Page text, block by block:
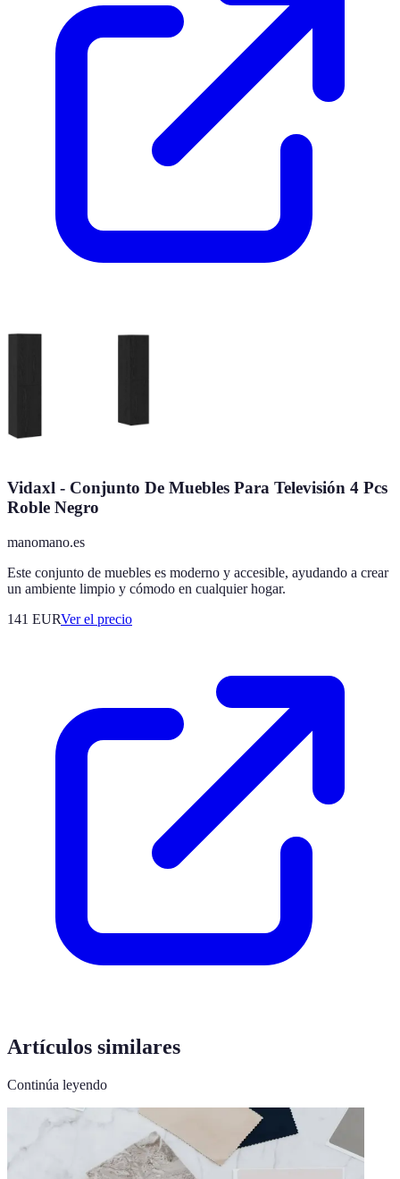
Vidaxl - Conjunto De Muebles Para Televisión 4 Pcs
Roble Negro
manomano.es
Este conjunto de muebles es moderno y accesible, ayudando a crear
un ambiente limpio y cómodo en cualquier hogar.
141 EURVer el precio
Artículos similares
Continúa leyendo